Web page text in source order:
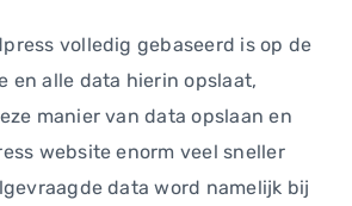
volledig gebaseerd is op de
en alle data hierin opslaat,
manier van data opslaan en
website enorm veel sneller
data word namelijk bij